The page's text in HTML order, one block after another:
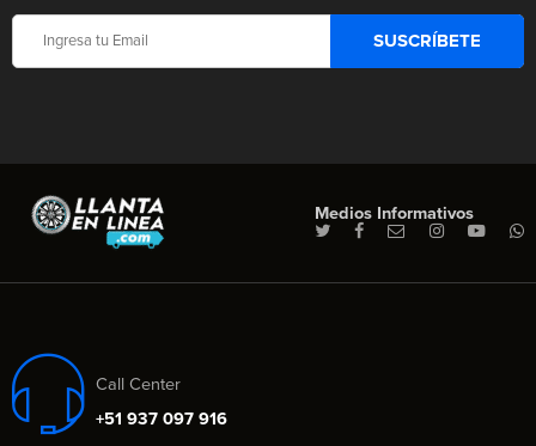
Medios Informativos
Call Center
+51 937 097 916